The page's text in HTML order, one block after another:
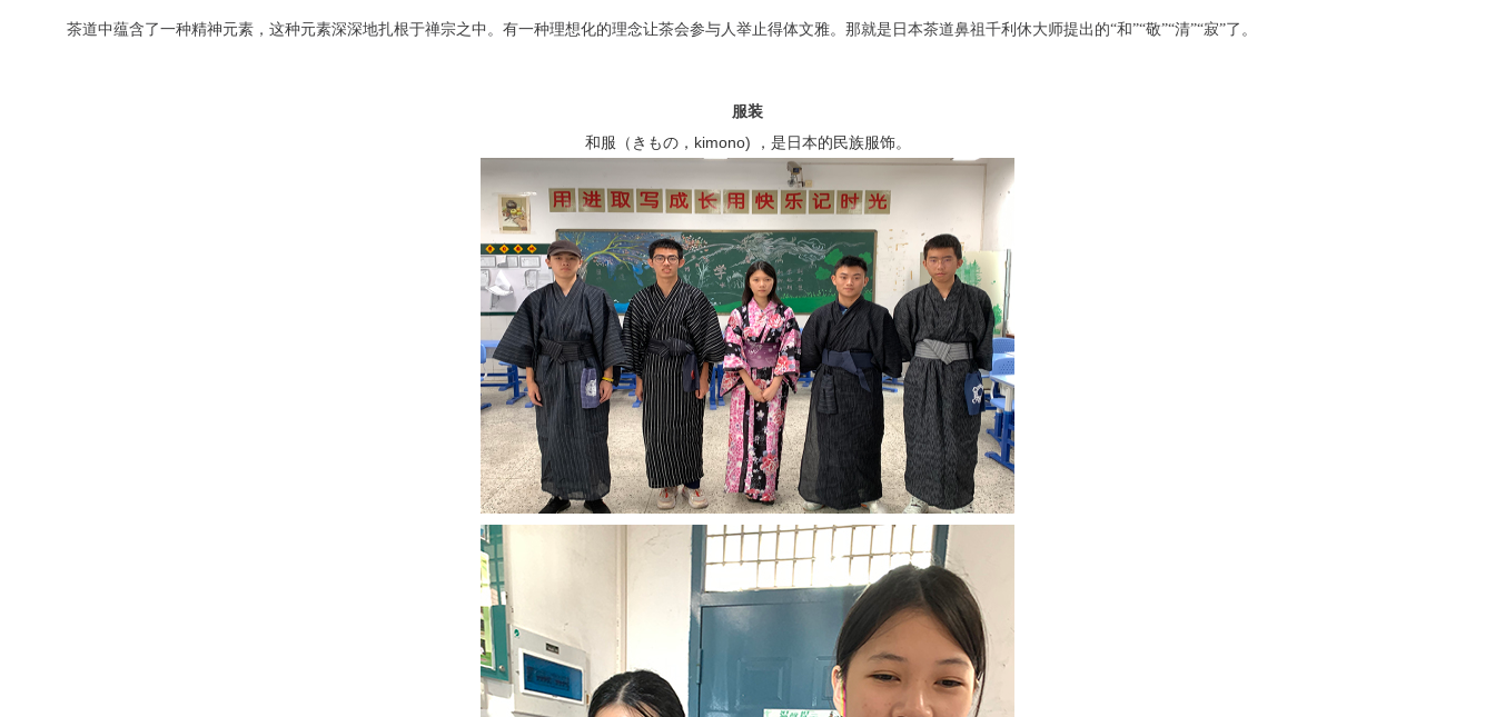
茶道中蕴含了一种精神元素，这种元素深深地扎根于禅宗之中。有一种理想化的理念让茶会参与人举止得体文雅。那就是日本茶道鼻祖千利休大师提出的“和”“敬”“清”“寂”了。
服装
和服（きもの，kimono) ，是日本的民族服饰。